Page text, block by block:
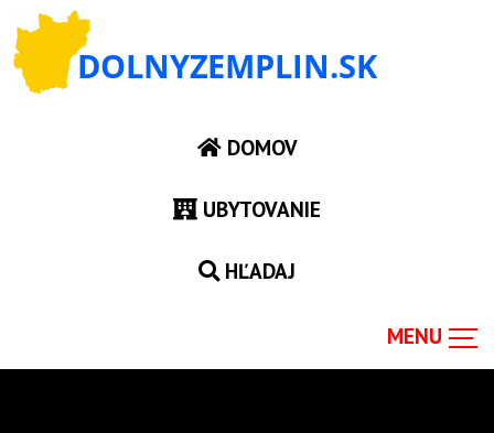
DOMOV
UBYTOVANIE
HĽADAJ